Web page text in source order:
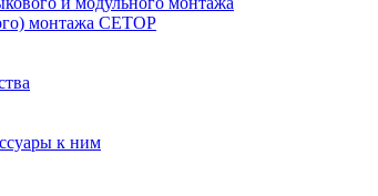
монтажа CETOP
к ним